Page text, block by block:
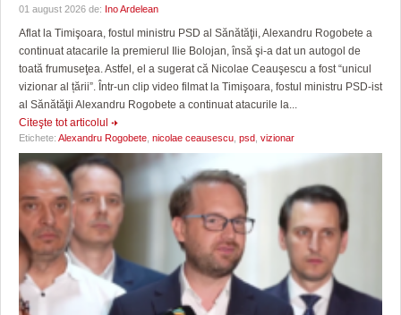
01 august 2026 de: Ino Ardelean
Aflat la Timişoara, fostul ministru PSD al Sănătăţii, Alexandru Rogobete a
continuat atacarile la premierul Ilie Bolojan, însă şi-a dat un autogol de
toată frumuseţea. Astfel, el a sugerat că Nicolae Ceauşescu a fost “unicul
vizionar al țării”. Într-un clip video filmat la Timişoara, fostul ministru PSD-ist
al Sănătăţii Alexandru Rogobete a continuat atacurile la...
Citeşte tot articolul
Etichete: Alexandru Rogobete nicolae ceausescu psd vizionar